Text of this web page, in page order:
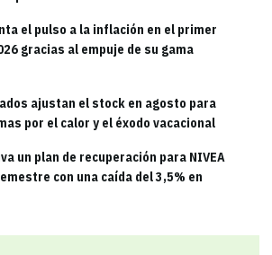
el pulso a la inflación en el primer
gracias al empuje de su gama
ajustan el stock en agosto para
por el calor y el éxodo vacacional
un plan de recuperación para NIVEA
con una caída del 3,5% en